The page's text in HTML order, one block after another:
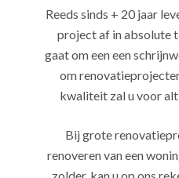
Reeds sinds + 20 jaar
project af in absolute
gaat om een een
om
kwaliteit zal u voor
Bij grote
renoveren van een